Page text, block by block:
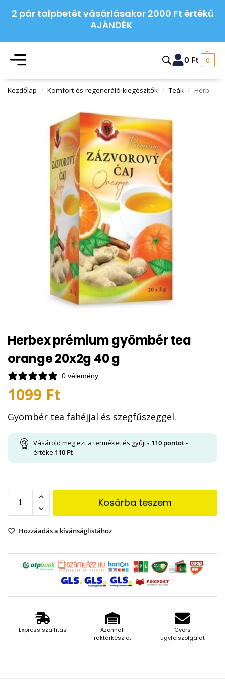
2 pár talpbetét vásárlásakor 2000 Ft értékű
AJÁNDÉK
0 Ft 0
Kezdőlap / Komfort és regeneráló kiegészítők / Teák / Herbex prémium gyömbér tea orange 20x2g 40 g
Herbex prémium gyömbér tea
orange 20x2g 40 g
0 vélemény
1099 Ft
Gyömbér tea fahéjjal és szegfűszeggel.
Vásárold meg ezt a terméket és gyűjts 110 pontot-
értéke 110 Ft
Kosárba teszem
Hozzáadás a kívánságlistához
Express szállítás
Azonnali
raktárkészlet
Gyors
ügyfélszolgálat